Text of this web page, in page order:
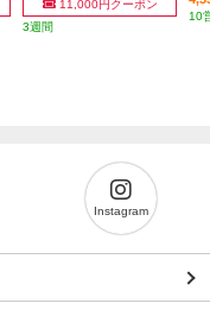
11,000円クーポン
3週間
10
Instagram